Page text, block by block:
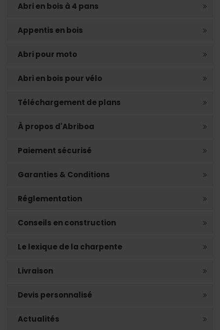
Abri en bois à 4 pans
Appentis en bois
Abri pour moto
Abri en bois pour vélo
Téléchargement de plans
À propos d'Abriboa
Paiement sécurisé
Garanties & Conditions
Réglementation
Conseils en construction
Le lexique de la charpente
Livraison
Devis personnalisé
Actualités